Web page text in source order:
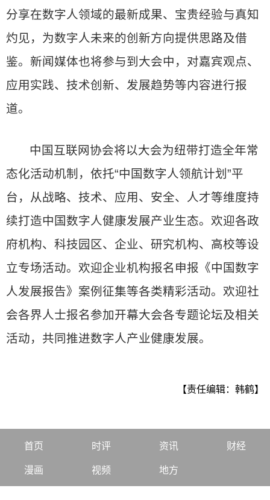
分享在数字人领域的最新成果、宝贵经验与真知
灼见，为数字人未来的创新方向提供思路及借
鉴。新闻媒体也将参与到大会中，对嘉宾观点、
应用实践、技术创新、发展趋势等内容进行报
道。
中国互联网协会将以大会为纽带打造全年常
态化活动机制，依托“中国数字人领航计划”平
台，从战略、技术、应用、安全、人才等维度持
续打造中国数字人健康发展产业生态。欢迎各政
府机构、科技园区、企业、研究机构、高校等设
立专场活动。欢迎企业机构报名申报《中国数字
人发展报告》案例征集等各类精彩活动。欢迎社
会各界人士报名参加开幕大会各专题论坛及相关
活动，共同推进数字人产业健康发展。
【责任编辑：韩鹤】
首页 时评 资讯 财经
漫画 视频 地方